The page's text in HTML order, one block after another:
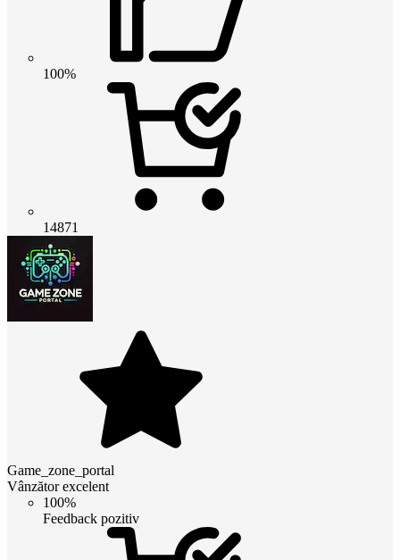
100%
14871
Game_zone_portal
Vânzător excelent
100%
Feedback pozitiv